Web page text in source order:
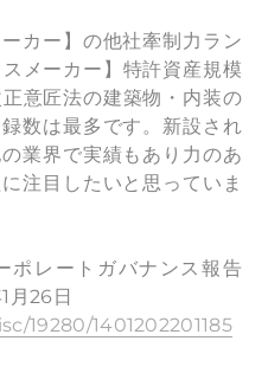
カー】の他社牽制力ラン
メーカー】特許資産規模
意匠法の建築物・内装の
数は最多です。新設され
業界で実績もあり力のあ
注目したいと思っていま
レートガバナンス報告
26日
19280/1401202201185